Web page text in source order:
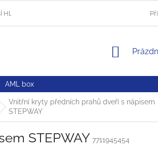
HLUČÍN
AML box
Vnitřní kryty předních prahů dveří s nápisem
STEPWAY
STEPWAY 7711945454